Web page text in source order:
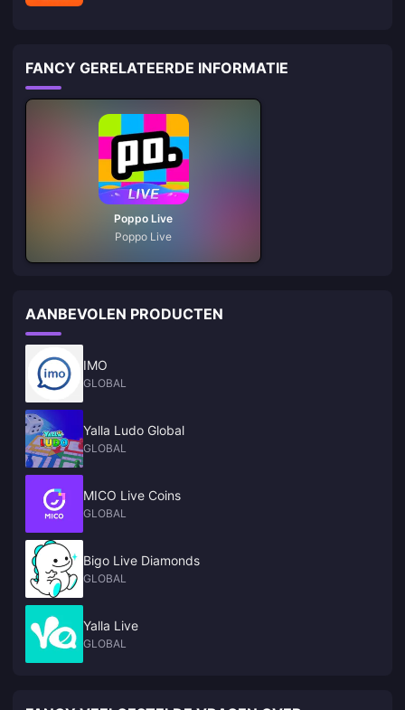
FANCY GERELATEERDE INFORMATIE
Poppo Live
Poppo Live
AANBEVOLEN PRODUCTEN
IMO
GLOBAL
Yalla Ludo Global
GLOBAL
MICO Live Coins
GLOBAL
Bigo Live Diamonds
GLOBAL
Yalla Live
GLOBAL